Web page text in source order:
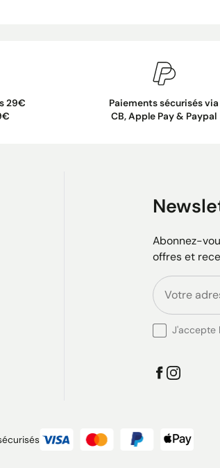
29€
Paiements sécurisés via
CB, Apple Pay & Paypal
Abonnez-
offres et
J'accepte